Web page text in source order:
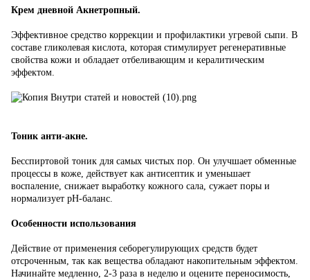
Крем дневной Акнетропный.
Эффективное средство коррекции и профилактики угревой сыпи. В
составе гликолевая кислота, которая стимулирует регенеративные
свойства кожи и обладает отбеливающим и кералитическим
эффектом.
Тоник анти-акне.
Бесспиртовой тоник для самых чистых пор. Он улучшает обменные
процессы в коже, действует как антисептик и уменьшает
воспаление, снижает выработку кожного сала, сужает поры и
нормализует pH-баланс.
Особенности использования
Действие от применения себорегулирующих средств будет
отсроченным, так как вещества обладают накопительным эффектом.
Начинайте медленно, 2-3 раза в неделю и оцените переносимость,